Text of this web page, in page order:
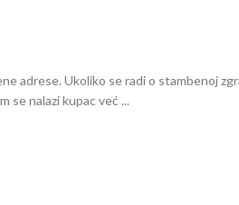
adrese. Ukoliko se radi o stambenoj
se nalazi kupac već ...